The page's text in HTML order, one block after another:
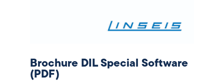
Brochure DIL Special Software
(PDF)